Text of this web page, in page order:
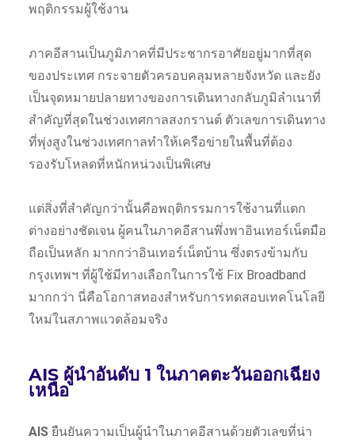
พฤติกรรมผู้ใช้งาน
ภาคอีสานเป็นภูมิภาคที่มีประชากรอาศัยอยู่มากที่สุด
ของประเทศ กระจายตัวครอบคลุมหลายจังหวัด และยัง
เป็นจุดหมายปลายทางของการเดินทางกลับภูมิลำเนาที่
สำคัญที่สุดในช่วงเทศกาลสงกรานต์ ตัวเลขการเดินทาง
ที่พุ่งสูงในช่วงเทศกาลทำให้เครือข่ายในพื้นที่ต้อง
รองรับโหลดที่หนักหน่วงเป็นพิเศษ
แต่สิ่งที่สำคัญกว่านั้นคือพฤติกรรมการใช้งานที่แตก
ต่างอย่างชัดเจน ผู้คนในภาคอีสานพึ่งพาอินเทอร์เน็ตมือ
ถือเป็นหลัก มากกว่าอินเทอร์เน็ตบ้าน ซึ่งตรงข้ามกับ
กรุงเทพฯ ที่ผู้ใช้มีทางเลือกในการใช้ Fix Broadband
มากกว่า นี่คือโอกาสทองสำหรับการทดสอบเทคโนโลยี
ใหม่ในสภาพแวดล้อมจริง
AIS ผู้นำอันดับ 1 ในภาคตะวันออกเฉียง
เหนือ
AISยืนยันความเป็นผู้นำในภาคอีสานด้วยตัวเลขที่น่า